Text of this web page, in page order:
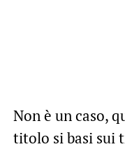
Non è un caso,
titolo si basi sui